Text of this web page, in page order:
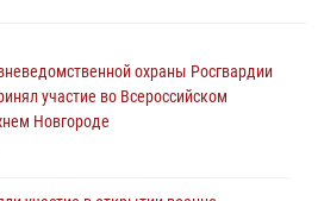
охраны Росгвардии
участие во Всероссийском
Новгороде